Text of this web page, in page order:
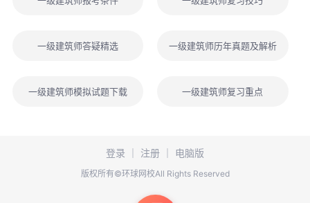
一级建筑师答疑精选 一级建筑师历年真题及解析
一级建筑师模拟试题下载 一级建筑师复习重点
登录 注册 电脑版
版权所有©环球网校All Rights Reserved